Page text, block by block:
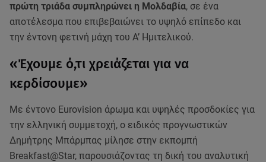
πρώτη τριάδα συμπληρώνει η Μολδαβία, σε ένα
αποτέλεσμα που επιβεβαιώνει το υψηλό επίπεδο και
την έντονη φετινή μάχη του Α’ Ημιτελικού.
«Έχουμε ό,τι χρειάζεται για να
κερδίσουμε»
Με έντονο Eurovision άρωμα και υψηλές προσδοκίες για
την ελληνική συμμετοχή, ο ειδικός προγνωστικών
Δημήτρης Μπάρμπας μίλησε στην εκπομπή
Breakfast@Star, παρουσιάζοντας τη δική του αναλυτική